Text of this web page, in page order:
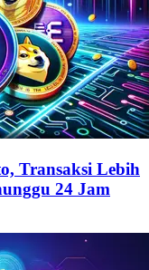
Transaksi Lebih
24 Jam